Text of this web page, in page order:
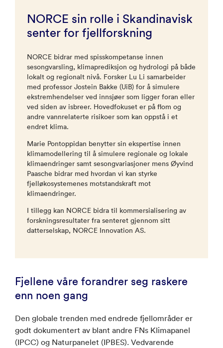
NORCE sin rolle i Skandinavisk
senter for fjellforskning
NORCE bidrar med spisskompetanse innen
sesongvarsling, klimaprediksjon og hydrologi på både
lokalt og regionalt nivå. Forsker Lu Li samarbeider
med professor Jostein Bakke (UiB) for å simulere
ekstremhendelser ved innsjøer som ligger foran eller
ved siden av isbreer. Hovedfokuset er på flom og
andre vannrelaterte risikoer som kan oppstå i et
endret klima.
Marie Pontoppidan benytter sin ekspertise innen
klimamodellering til å simulere regionale og lokale
klimaendringer samt sesongvariasjoner mens Øyvind
Paasche bidrar med hvordan vi kan styrke
fjelløkosystemenes motstandskraft mot
klimaendringer.
I tillegg kan NORCE bidra til kommersialisering av
forskningsresultater fra senteret gjennom sitt
datterselskap, NORCE Innovation AS.
Fjellene våre forandrer seg raskere
enn noen gang
Den globale trenden med endrede fjellområder er
godt dokumentert av blant andre FNs Klimapanel
(IPCC) og Naturpanelet (IPBES). Vedvarende